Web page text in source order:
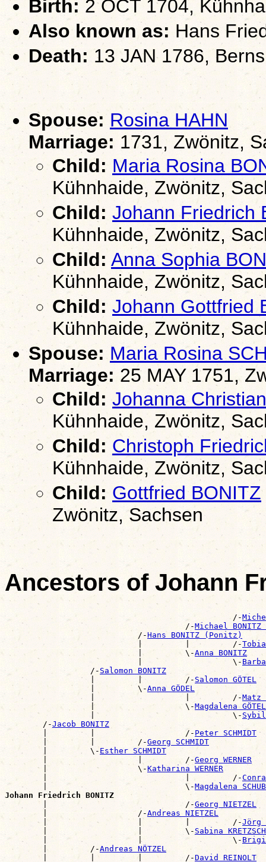
Birth: 2 OCT 1704,
Also known as: Hans
Death: 13 JAN 1786,
Spouse: Rosina HAHN
Marriage: 1731, Zwönitz,
Child: Maria Rosina
Kühnhaide, Zwönitz,
Child: Johann Friedrich
Kühnhaide, Zwönitz,
Child: Anna Sophia
Kühnhaide, Zwönitz,
Child: Johann Gottfried
Kühnhaide, Zwönitz,
Spouse: Maria Rosina
Marriage: 25 MAY 1751,
Child: Johanna
Kühnhaide, Zwönitz,
Child: Christoph
Kühnhaide, Zwönitz,
Child: Gottfried BONITZ
Zwönitz, Sachsen
Ancestors of Johann
                                                /-
                                      /-
Michael
                            /-
Hans BONITZ (Ponitz)
                            |         |         /-
                            |         \-
Anna BONITZ
                            |                   \-
                  /-
Salomon BONITZ
                  |         |         /-
Salomon GÖTEL
                  |         \-
Anna GÖDEL
                  |                   |         /-
Matz
                  |                   \-
Magdalena
                  |                             \-
        /-
Jacob BONITZ
        |         |                   /-
Peter SCHMIDT
        |         |         /-
Georg SCHMIDT
        |         \-
Esther SCHMIDT
        |                   |         /-
Georg WERNER
        |                   \-
Katharina WERNER
        |                             |         /-
        |                             \-
Magdalena
Johann Friedrich BONITZ
|                             /-Georg NIETZEL
        |                   /-
Andreas NIETZEL
        |                   |         |         /-
Jörg
        |                   |         \-
Sabina
        |                   |                   \-
        |         /-
Andreas NÖTZEL
        |         |         |         /-
David REINOLT